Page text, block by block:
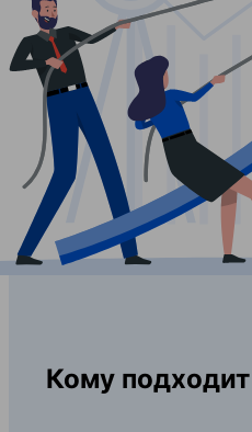
Кому